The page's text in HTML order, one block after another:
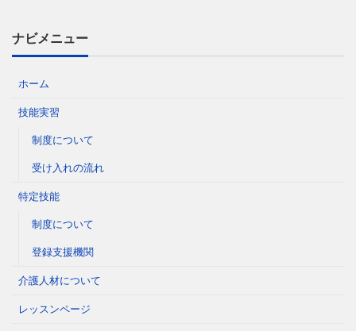
ナビメニュー
ホーム
技能実習
制度について
受け入れの流れ
特定技能
制度について
登録支援機関
介護人材について
レッスンページ